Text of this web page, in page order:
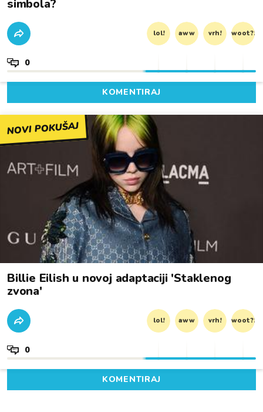
simbola?
lol! aww vrh! woot?!
0
KOMENTIRAJ
NOVI POKUŠAJ
Billie Eilish u novoj adaptaciji 'Staklenog
zvona'
lol! aww vrh! woot?!
0
KOMENTIRAJ